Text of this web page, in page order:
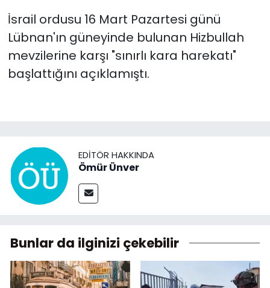
İsrail ordusu 16 Mart Pazartesi günü
Lübnan'ın güneyinde bulunan Hizbullah
mevzilerine karşı "sınırlı kara harekatı"
başlattığını açıklamıştı.
EDITÖR HAKKINDA
Ömür Ünver
Bunlar da ilginizi çekebilir